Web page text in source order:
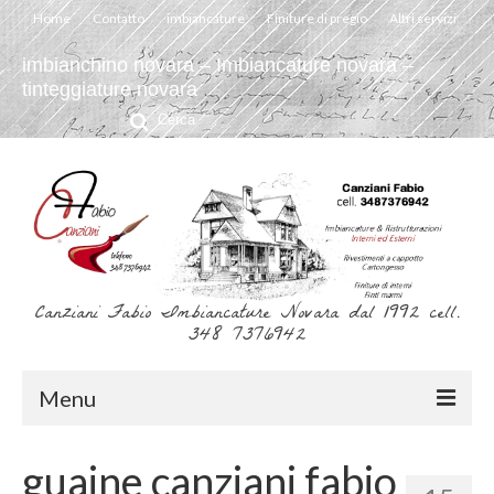
Home Contatto imbiancature Finiture di pregio Altri servizi
imbianchino novara – Imbiancature novara –
tinteggiature novara
Cerca:
Canziani Fabio Imbiancature Novara dal 1992 cell.
348 7376942
Menu
guaine canziani fabio